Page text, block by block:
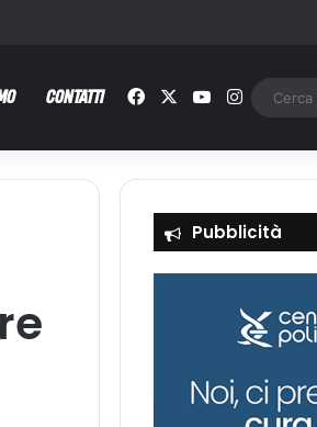
CONTATTI Facebook You Tube
Pubblicità